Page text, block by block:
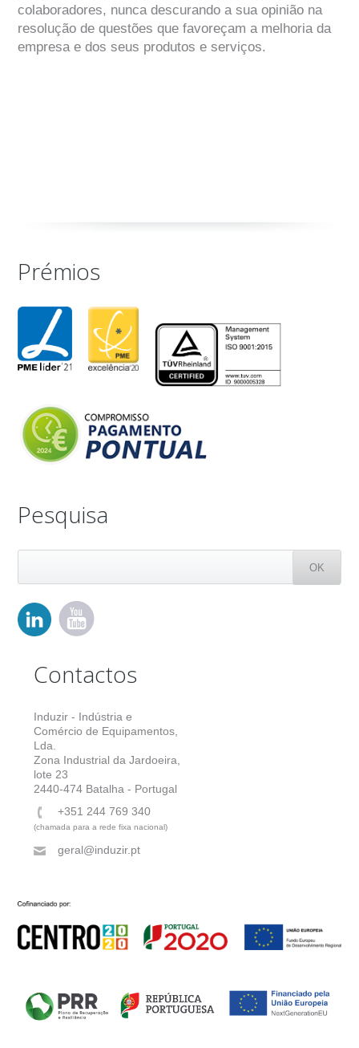
colaboradores, nunca descurando a sua opinião na
resolução de questões que favoreçam a melhoria da
empresa e dos seus produtos e serviços.
Prémios
Pesquisa
Contactos
Induzir - Indústria e
Comércio de Equipamentos,
Lda.
Zona Industrial da Jardoeira,
lote 23
2440-474 Batalha - Portugal
+351 244 769 340
(chamada para a rede fixa nacional)
geral@induzir.pt